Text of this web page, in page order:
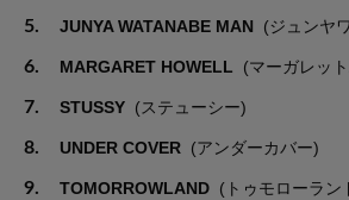
5. JUNYA WATANABE MAN (ジュンヤ
6. MARGARET HOWELL (マーガレッ
7. STUSSY (ステューシー)
8. UNDER COVER (アンダーカバー)
9. TOMORROWLAND (トゥモローラン